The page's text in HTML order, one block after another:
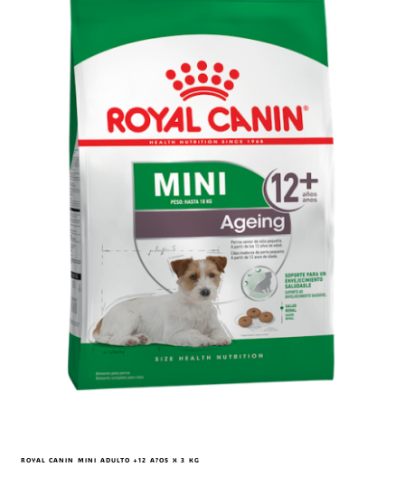
ROYAL CANIN MINI ADULTO +12 A?OS X 3 KG